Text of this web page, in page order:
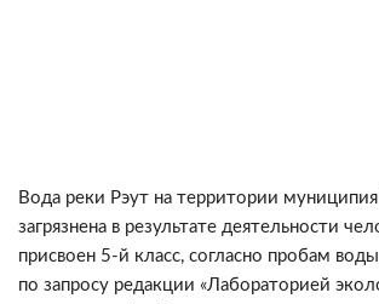
Вода реки Рэут на территории
загрязнена в результате деятельности
присвоен 5-й класс, согласно пробам
по запросу редакции «Лабораторией